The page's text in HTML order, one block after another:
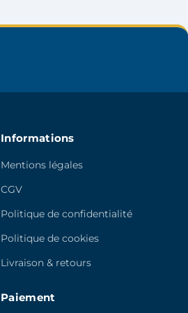
Informations
Mentions légales
CGV
Politique de confidentialité
Politique de cookies
Livraison & retours
Paiement